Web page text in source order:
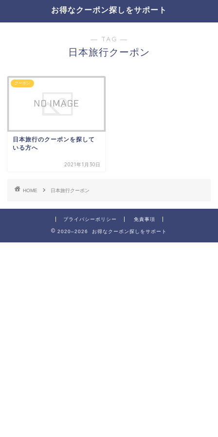
お得なクーポン探しをサポート
― TAG ―
日本旅行クーポン
クーポン
日本旅行のクーポンを探して
いる方へ
2021年1月30日
HOME 日本旅行クーポン
プライバシーポリシー 免責事項
2020–2026 お得なクーポン探しをサポート